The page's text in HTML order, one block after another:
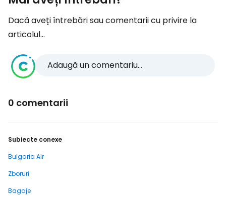
Dacă aveți întrebări sau comentarii cu privire la
articolul...
Adaugă un comentariu...
0 comentarii
Subiecte conexe
Bulgaria Air
Zboruri
Bagaje